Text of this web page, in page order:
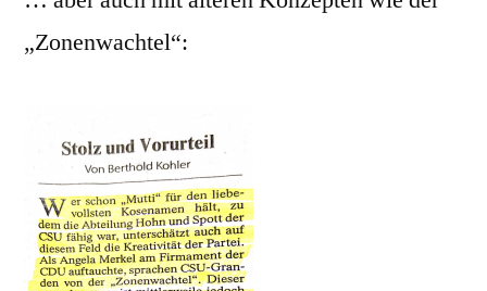
„Zonenwachtel“: